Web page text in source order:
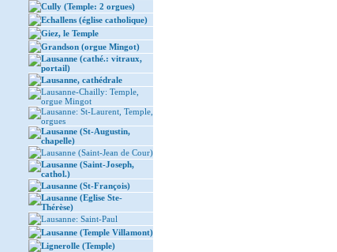
Cully (Temple: 2 orgues)
Echallens (église catholique)
Giez, le Temple
Grandson (orgue Mingot)
Lausanne (cathé.: vitraux,
portail)
Lausanne, cathédrale
Lausanne-Chailly: Temple,
orgue Mingot
Lausanne: St-Laurent, Temple,
orgues
Lausanne (St-Augustin,
chapelle)
Lausanne (Saint-Jean de Cour)
Lausanne (Saint-Joseph,
cathol.)
Lausanne (St-François)
Lausanne (Eglise Ste-
Thérèse)
Lausanne: Saint-Paul
Lausanne (Temple Villamont)
Lignerolle (Temple)